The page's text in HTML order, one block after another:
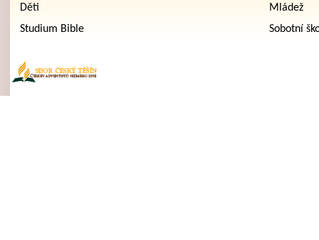
Děti
Mládež
Studium Bible
Sobotní